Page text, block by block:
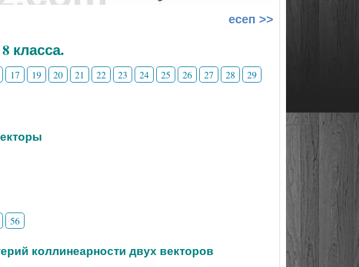
есеп >>
класса.
17 19 20 21 22 23 24 25 26 27 28 29
56
коллинеарности двух векторов